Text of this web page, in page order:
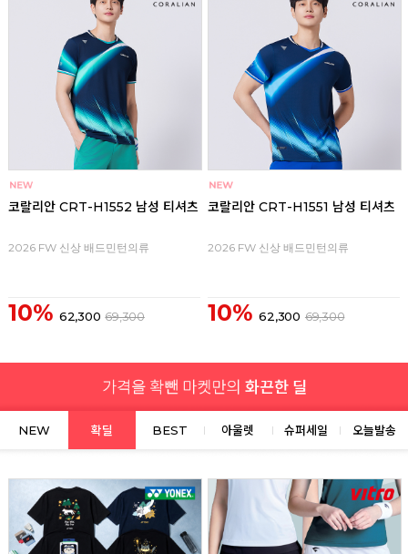
코랄리안 CRT-H1552 남성 티셔츠
2026 FW 신상 배드민턴의류
10% 62,300 69,300
코랄리안 CRT-H1551 남성 티셔츠
2026 FW 신상 배드민턴의류
10% 62,300 69,300
NEW 확딜 BEST 아울렛 슈퍼세일 오늘발송